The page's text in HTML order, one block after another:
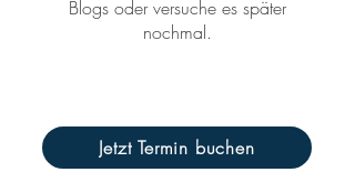
Blogs oder versuche es später
nochmal.
Jetzt Termin buchen